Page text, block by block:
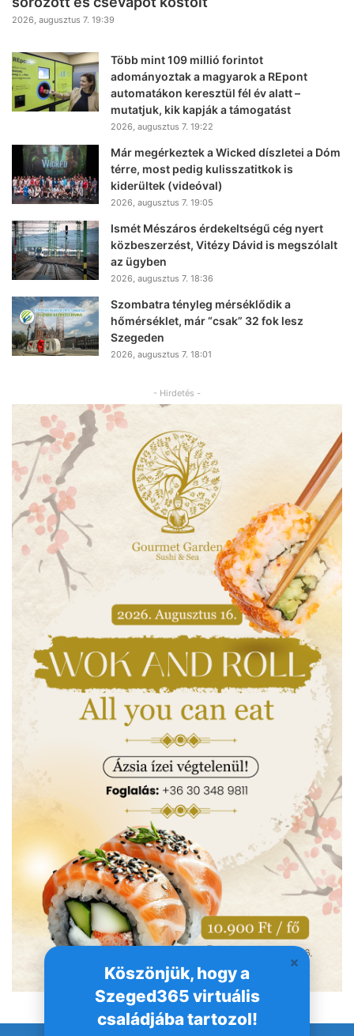
Köszönjük, hogy a
Szeged365 virtuális
családjába tartozol!
2026, augusztus 7. 19:39
Több mint 109 millió forintot
adományoztak a magyarok a REpont
automatákon keresztül fél év alatt –
mutatjuk, kik kapják a támogatást
2026, augusztus 7. 19:22
Már megérkeztek a Wicked díszletei a Dóm
térre, most pedig kulisszatitkok is
kiderültek (videóval)
2026, augusztus 7. 19:05
Ismét Mészáros érdekeltségű cég nyert
közbeszerzést, Vitézy Dávid is megszólalt
az ügyben
2026, augusztus 7. 18:36
Szombatra tényleg mérséklődik a
hőmérséklet, már “csak” 32 fok lesz
Szegeden
2026, augusztus 7. 18:01
- Hirdetés -